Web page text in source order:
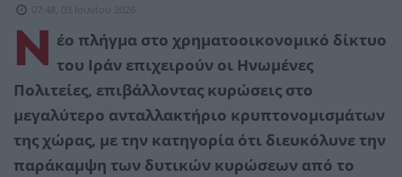
07:48, 03 Ιουνίου 2026
Ν
έο πλήγμα στο χρηματοοικονομικό δίκτυο
του Ιράν επιχειρούν οι Ηνωμένες
Πολιτείες, επιβάλλοντας κυρώσεις στο
μεγαλύτερο ανταλλακτήριο κρυπτονομισμάτων
της χώρας, με την κατηγορία ότι διευκόλυνε την
παράκαμψη των δυτικών κυρώσεων από το